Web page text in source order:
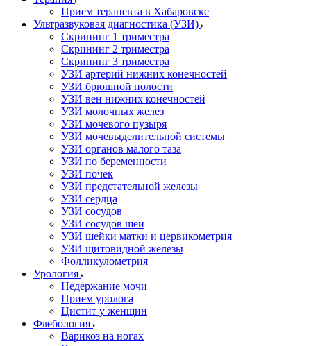
Прием терапевта в Хабаровске
Ультразвуковая диагностика (УЗИ)
Скрининг 1 триместра
Скрининг 2 триместра
Скрининг 3 триместра
УЗИ артерий нижних конечностей
УЗИ брюшной полости
УЗИ вен нижних конечностей
УЗИ молочных желез
УЗИ мочевого пузыря
УЗИ мочевыделительной системы
УЗИ органов малого таза
УЗИ по беременности
УЗИ почек
УЗИ предстательной железы
УЗИ сердца
УЗИ сосудов
УЗИ сосудов шеи
УЗИ шейки матки и цервикометрия
УЗИ щитовидной железы
Фолликулометрия
Урология
Недержание мочи
Прием уролога
Цистит у женщин
Флебология
Варикоз на ногах